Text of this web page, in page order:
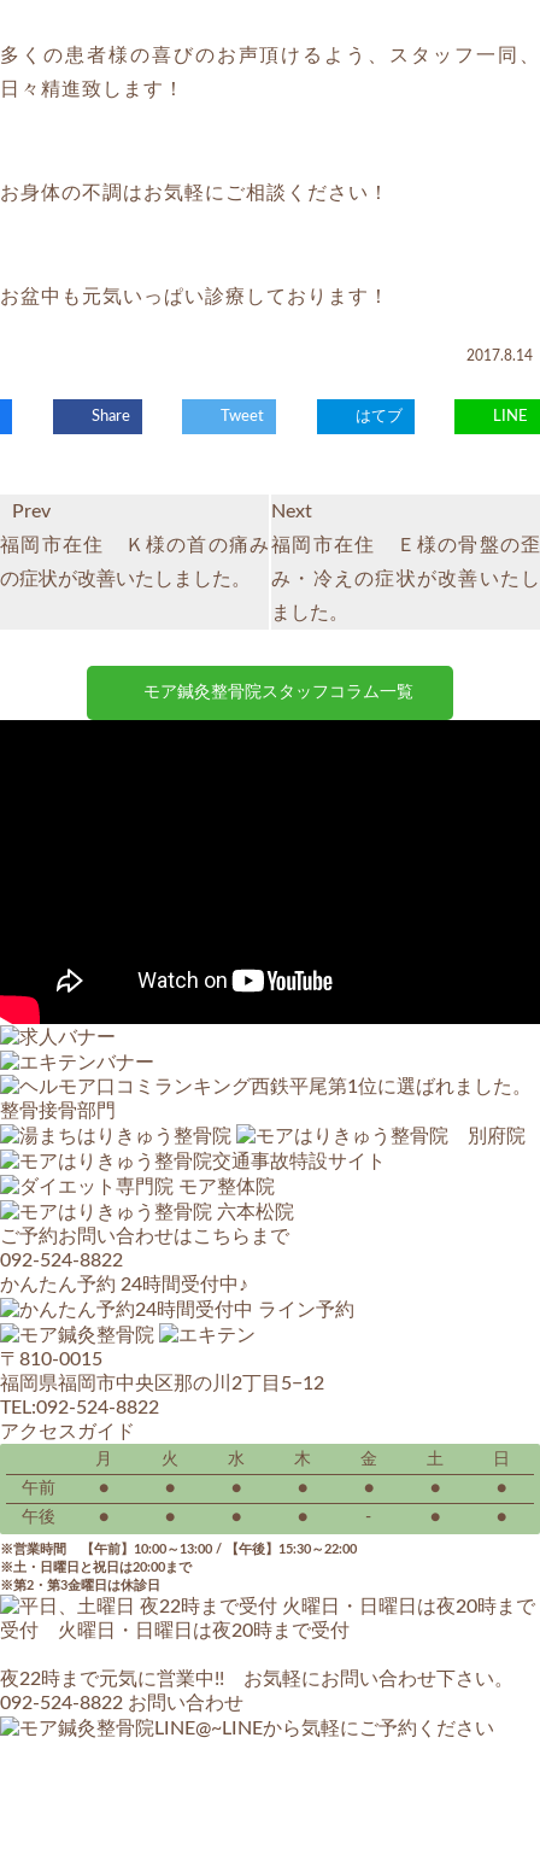
多くの患者様の喜びのお声頂けるよう、スタッフ一同、
日々精進致します！
お身体の不調はお気軽にご相談ください！
お盆中も元気いっぱい診療しております！
2017.8.14
Share Tweet はてブ LINE
Prev
福岡市在住 Ｋ様の首の痛み
の症状が改善いたしました。
Next
福岡市在住 Ｅ様の骨盤の歪
み・冷えの症状が改善いたし
ました。
モア鍼灸整骨院スタッフコラム一覧
ご予約お問い合わせはこちらまで
092-524-8822
かんたん予約 24時間受付中♪
〒810-0015
福岡県福岡市中央区那の川2丁目5−12
TEL:092-524-8822
アクセスガイド
月 火 水 木 金 土
日
午前
● ● ● ● ● ●
●
午後
● ● ● ● - ● ●
営業時間 【午前】10:00～13:00 / 【午後】15:30～22:00
土・日曜日と祝日は20:00まで
第2・第3金曜日は休診日
夜22時まで元気に営業中!! お気軽にお問い合わせ下さい。
092-524-8822 お問い合わせ